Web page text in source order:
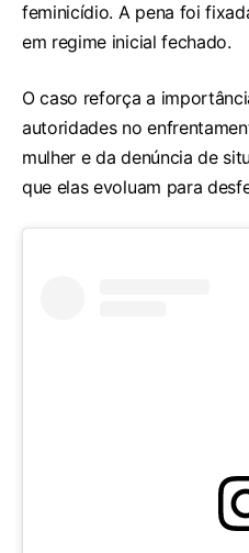
feminicídio. A pena foi
em regime inicial fechado.
O caso reforça a
autoridades no
mulher e da denúncia de
que elas evoluam para